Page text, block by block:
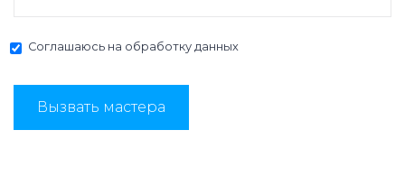
Соглашаюсь на обработку данных
Вызвать мастера